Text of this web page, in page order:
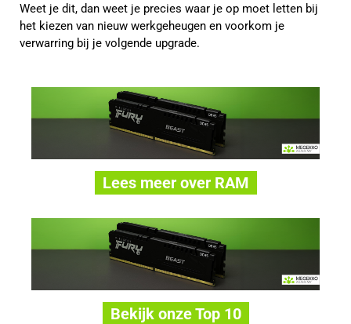
Weet je dit, dan weet je precies waar je op moet letten bij
het kiezen van nieuw werkgeheugen en voorkom je
verwarring bij je volgende upgrade.
Lees meer over RAM
Bekijk onze Top 10